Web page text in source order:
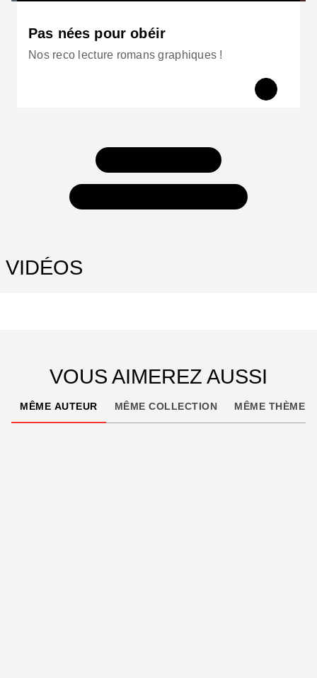
Pas nées pour obéir
Nos reco lecture romans graphiques !
VIDÉOS
VOUS AIMEREZ AUSSI
MÊME AUTEUR MÊME COLLECTION MÊME THÈME